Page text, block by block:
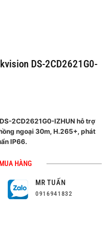
DS-2CD2621G0-
2CD2621G0-IZHUN hỗ trợ
ngoại 30m, H.265+, phát
IP66.
HÀNG
MR TUẤN
0916941832